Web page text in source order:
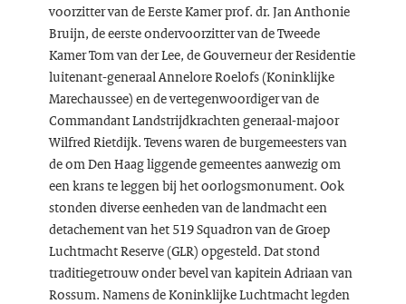
voorzitter van de Eerste Kamer prof. dr. Jan Anthonie
Bruijn, de eerste ondervoorzitter van de Tweede
Kamer Tom van der Lee, de Gouverneur der Residentie
luitenant-generaal Annelore Roelofs (Koninklijke
Marechaussee) en de vertegenwoordiger van de
Commandant Landstrijdkrachten generaal-majoor
Wilfred Rietdijk. Tevens waren de burgemeesters van
de om Den Haag liggende gemeentes aanwezig om
een krans te leggen bij het oorlogsmonument. Ook
stonden diverse eenheden van de landmacht een
detachement van het 519 Squadron van de Groep
Luchtmacht Reserve (GLR) opgesteld. Dat stond
traditiegetrouw onder bevel van kapitein Adriaan van
Rossum. Namens de Koninklijke Luchtmacht legden